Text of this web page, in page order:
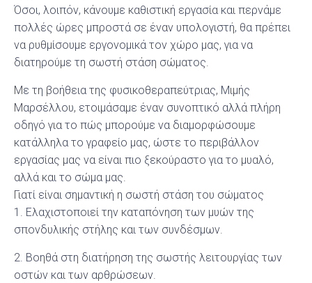
Όσοι, λοιπόν, κάνουμε καθιστική εργασία και περνάμε
πολλές ώρες μπροστά σε έναν υπολογιστή, θα πρέπει
να ρυθμίσουμε εργονομικά τον χώρο μας, για να
διατηρούμε τη σωστή στάση σώματος.
Με τη βοήθεια της φυσικοθεραπεύτριας, Μιμής
Μαρσέλλου, ετοιμάσαμε έναν συνοπτικό αλλά πλήρη
οδηγό για το πώς μπορούμε να διαμορφώσουμε
κατάλληλα το γραφείο μας, ώστε το περιβάλλον
εργασίας μας να είναι πιο ξεκούραστο για το μυαλό,
αλλά και το σώμα μας.
Γιατί είναι σημαντική η σωστή στάση του σώματος
1. Ελαχιστοποιεί την καταπόνηση των μυών της
σπονδυλικής στήλης και των συνδέσμων.
2. Βοηθά στη διατήρηση της σωστής λειτουργίας των
οστών και των αρθρώσεων.